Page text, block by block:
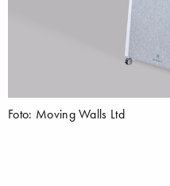
Foto: Moving Walls Ltd